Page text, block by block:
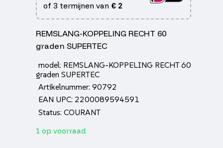
of 3 termijnen van €2
REMSLANG-KOPPELING RECHT 60
graden SUPERTEC
model: REMSLANG-KOPPELING RECHT 60
graden SUPERTEC
Artikelnummer: 90792
EAN UPC: 2200089594591
Status: COURANT
1 op voorraad